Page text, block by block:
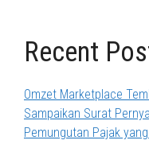
Recent
Omzet Marketplace
Sampaikan Surat
Pemungutan Pajak